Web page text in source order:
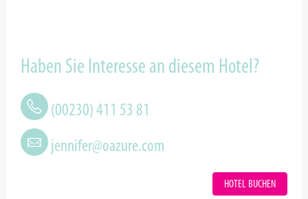
Haben Sie Interesse an diesem Hotel?
(00230) 411 53 81
jennifer@oazure.com
HOTEL BUCHEN